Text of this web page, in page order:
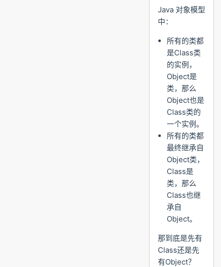
Java 对象模型
中：
所有的类都
是Class类
的实例，
Object是
类，那么
Object也是
Class类的
一个实例。
所有的类都
最终继承自
Object类，
Class是
类，那么
Class也继
承自
Object。
那到底是先有
Class还是先
有Object？